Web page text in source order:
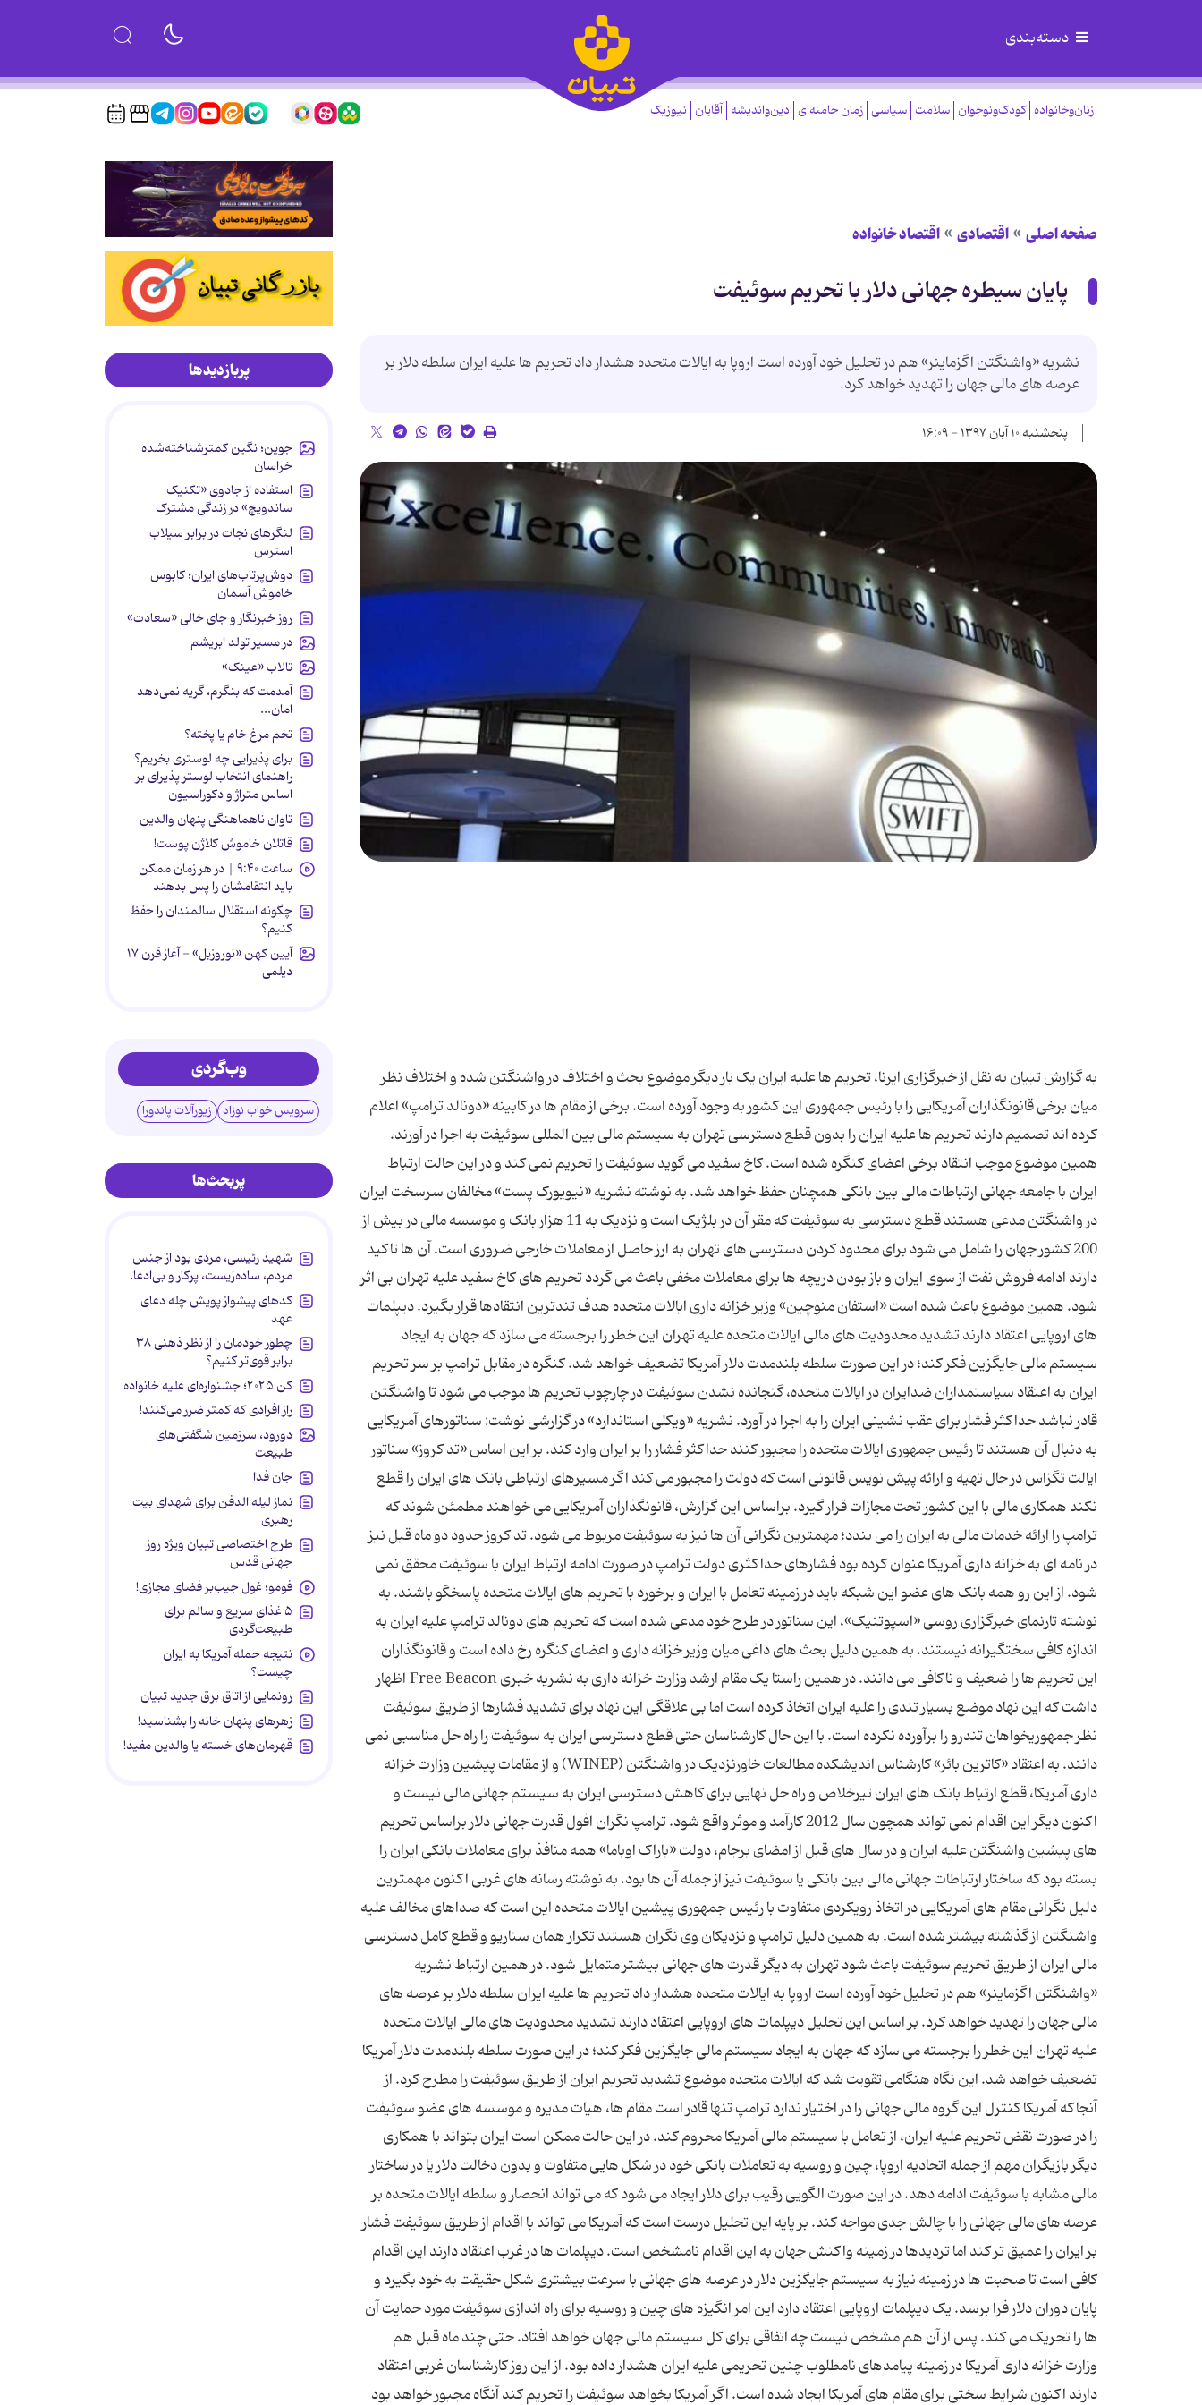
دسته‌بندی
زنان‌وخانواده کودک‌ونوجوان سلامت سیاسی زمان خامنه‌ای دین‌واندیشه آقایان نیوزیک
صفحه اصلی اقتصادی اقتصاد خانواده
پایان سیطره جهانی دلار با تحریم سوئیفت
نشریه «واشنگتن اگزماینر» هم در تحلیل خود آورده است اروپا به ایالات متحده هشدار داد تحریم ها علیه ایران سلطه دلار بر
عرصه های مالی جهان را تهدید خواهد کرد.
پنجشنبه ۱۰ آبان ۱۳۹۷ - ۱۶:۰۹
به گزارش تبیان به نقل از خبرگزاری ایرنا، تحریم ها علیه ایران یک بار دیگر موضوع بحث و اختلاف در واشنگتن شده و اختلاف نظر
میان برخی قانونگذاران آمریکایی را با رئیس جمهوری این کشور به وجود آورده است. برخی از مقام ها در کابینه «دونالد ترامپ» اعلام
کرده اند تصمیم دارند تحریم ها علیه ایران را بدون قطع دسترسی تهران به سیستم مالی بین المللی سوئیفت به اجرا در آورند.
همین موضوع موجب انتقاد برخی اعضای کنگره شده است. کاخ سفید می گوید سوئیفت را تحریم نمی کند و در این حالت ارتباط
ایران با جامعه جهانی ارتباطات مالی بین بانکی همچنان حفظ خواهد شد. به نوشته نشریه «نیویورک پست» مخالفان سرسخت ایران
در واشنگتن مدعی هستند قطع دسترسی به سوئیفت که مقر آن در بلژیک است و نزدیک به 11 هزار بانک و موسسه مالی در بیش از
200 کشور جهان را شامل می شود برای محدود کردن دسترسی های تهران به ارز حاصل از معاملات خارجی ضروری است. آن ها تاکید
دارند ادامه فروش نفت از سوی ایران و باز بودن دریچه ها برای معاملات مخفی باعث می گردد تحریم های کاخ سفید علیه تهران بی اثر
شود. همین موضوع باعث شده است «استفان منوچین» وزیر خزانه داری ایالات متحده هدف تندترین انتقادها قرار بگیرد. دیپلمات
های اروپایی اعتقاد دارند تشدید محدودیت های مالی ایالات متحده علیه تهران این خطر را برجسته می سازد که جهان به ایجاد
سیستم مالی جایگزین فکر کند؛ در این صورت سلطه بلندمدت دلار آمریکا تضعیف خواهد شد. کنگره در مقابل ترامپ بر سر تحریم
ایران به اعتقاد سیاستمداران ضدایران در ایالات متحده، گنجانده نشدن سوئیفت در چارچوب تحریم ها موجب می شود تا واشنگتن
قادر نباشد حداکثر فشار برای عقب نشینی ایران را به اجرا در آورد. نشریه «ویکلی استاندارد» در گزارشی نوشت: سناتورهای آمریکایی
به دنبال آن هستند تا رئیس جمهوری ایالات متحده را مجبور کنند حداکثر فشار را بر ایران وارد کند. بر این اساس «تد کروز» سناتور
ایالت تگزاس در حال تهیه و ارائه پیش نویس قانونی است که دولت را مجبور می کند اگر مسیرهای ارتباطی بانک های ایران را قطع
نکند همکاری مالی با این کشور تحت مجازات قرار گیرد. براساس این گزارش، قانونگذاران آمریکایی می خواهند مطمئن شوند که
ترامپ را ارائه خدمات مالی به ایران را می بندد؛ مهمترین نگرانی آن ها نیز به سوئیفت مربوط می شود. تد کروز حدود دو ماه قبل نیز
در نامه ای به خزانه داری آمریکا عنوان کرده بود فشارهای حداکثری دولت ترامپ در صورت ادامه ارتباط ایران با سوئیفت محقق نمی
شود. از این رو همه بانک های عضو این شبکه باید در زمینه تعامل با ایران و برخورد با تحریم های ایالات متحده پاسخگو باشند. به
نوشته تارنمای خبرگزاری روسی «اسپوتنیک»، این سناتور در طرح خود مدعی شده است که تحریم های دونالد ترامپ علیه ایران به
اندازه کافی سختگیرانه نیستند. به همین دلیل بحث های داغی میان وزیر خزانه داری و اعضای کنگره رخ داده است و قانونگذاران
این تحریم ها را ضعیف و ناکافی می دانند. در همین راستا یک مقام ارشد وزارت خزانه داری به نشریه خبری Free Beacon اظهار
داشت که این نهاد موضع بسیار تندی را علیه ایران اتخاذ کرده است اما بی علاقگی این نهاد برای تشدید فشارها از طریق سوئیفت
نظر جمهوریخواهان تندرو را برآورده نکرده است. با این حال کارشناسان حتی قطع دسترسی ایران به سوئیفت را راه حل مناسبی نمی
دانند. به اعتقاد «کاترین بائر» کارشناس اندیشکده مطالعات خاورنزدیک در واشنگتن (WINEP) و از مقامات پیشین وزارت خزانه
داری آمریکا، قطع ارتباط بانک های ایران تیرخلاص و راه حل نهایی برای کاهش دسترسی ایران به سیستم جهانی مالی نیست و
اکنون دیگر این اقدام نمی تواند همچون سال 2012 کارآمد و موثر واقع شود. ترامپ نگران افول قدرت جهانی دلار براساس تحریم
های پیشین واشنگتن علیه ایران و در سال های قبل از امضای برجام، دولت «باراک اوباما» همه منافذ برای معاملات بانکی ایران را
بسته بود که ساختار ارتباطات جهانی مالی بین بانکی یا سوئیفت نیز از جمله آن ها بود. به نوشته رسانه های غربی اکنون مهمترین
دلیل نگرانی مقام های آمریکایی در اتخاذ رویکردی متفاوت با رئیس جمهوری پیشین ایالات متحده این است که صداهای مخالف علیه
واشنگتن از گذشته بیشتر شده است. به همین دلیل ترامپ و نزدیکان وی نگران هستند تکرار همان سناریو و قطع کامل دسترسی
مالی ایران از طریق تحریم سوئیفت باعث شود تهران به دیگر قدرت های جهانی بیشتر متمایل شود. در همین ارتباط نشریه
«واشنگتن اگزماینر» هم در تحلیل خود آورده است اروپا به ایالات متحده هشدار داد تحریم ها علیه ایران سلطه دلار بر عرصه های
مالی جهان را تهدید خواهد کرد. بر اساس این تحلیل دیپلمات های اروپایی اعتقاد دارند تشدید محدودیت های مالی ایالات متحده
علیه تهران این خطر را برجسته می سازد که جهان به ایجاد سیستم مالی جایگزین فکر کند؛ در این صورت سلطه بلندمدت دلار آمریکا
تضعیف خواهد شد. این نگاه هنگامی تقویت شد که ایالات متحده موضوع تشدید تحریم ایران از طریق سوئیفت را مطرح کرد. از
آنجاکه آمریکا کنترل این گروه مالی جهانی را در اختیار ندارد ترامپ تنها قادر است مقام ها، هیات مدیره و موسسه های عضو سوئیفت
را در صورت نقض تحریم علیه ایران، از تعامل با سیستم مالی آمریکا محروم کند. در این حالت ممکن است ایران بتواند با همکاری
دیگر بازیگران مهم از جمله اتحادیه اروپا، چین و روسیه به تعاملات بانکی خود در شکل هایی متفاوت و بدون دخالت دلار یا در ساختار
مالی مشابه با سوئیفت ادامه دهد. در این صورت الگویی رقیب برای دلار ایجاد می شود که می تواند انحصار و سلطه ایالات متحده بر
عرصه های مالی جهانی را با چالش جدی مواجه کند. بر پایه این تحلیل درست است که آمریکا می تواند با اقدام از طریق سوئیفت فشار
بر ایران را عمیق تر کند اما تردیدها در زمینه واکنش جهان به این اقدام نامشخص است. دیپلمات ها در غرب اعتقاد دارند این اقدام
کافی است تا صحبت ها در زمینه نیاز به سیستم جایگزین دلار در عرصه های جهانی با سرعت بیشتری شکل حقیقت به خود بگیرد و
پایان دوران دلار فرا برسد. یک دیپلمات اروپایی اعتقاد دارد این امر انگیزه های چین و روسیه برای راه اندازی سوئیفت مورد حمایت آن
ها را تحریک می کند. پس از آن هم مشخص نیست چه اتفاقی برای کل سیستم مالی جهان خواهد افتاد. حتی چند ماه قبل هم
وزارت خزانه داری آمریکا در زمینه پیامدهای نامطلوب چنین تحریمی علیه ایران هشدار داده بود. از این روز کارشناسان غربی اعتقاد
دارند اکنون شرایط سختی برای مقام های آمریکا ایجاد شده است. اگر آمریکا بخواهد سوئیفت را تحریم کند آنگاه مجبور خواهد بود
پربازدیدها
جوین؛ نگین کمترشناخته‌شده
خراسان
استفاده از جادوی «تکنیک
ساندویچ» در زندگی مشترک
لنگرهای نجات در برابر سیلاب
استرس
دوش‌پرتاب‌های ایران؛ کابوس
خاموش آسمان
روز خبرنگار و جای خالی «سعادت»
در مسیر تولد ابریشم
تالاب «عینک»
آمدمت که بنگرم، گریه نمی‌دهد
امان...
تخم مرغ خام یا پخته؟
برای پذیرایی چه لوستری بخریم؟
راهنمای انتخاب لوستر پذیرای بر
اساس متراژ و دکوراسیون
تاوان ناهماهنگی پنهان والدین
قاتلان خاموش کلاژن پوست!
ساعت ۹:۴۰ | در هر زمان ممکن
باید انتقامشان را پس بدهند
چگونه استقلال سالمندان را حفظ
کنیم؟
آیین کهن «نوروزبل» - آغاز قرن ۱۷
دیلمی
وب‌گردی
سرویس خواب نوزاد زیورآلات پاندورا
پربحث‌ها
شهید رئیسی، مردی بود از جنس
مردم، ساده‌زیست، پرکار و بی‌ادعا.
کدهای پیشواز پویش چله دعای
عهد
چطور خودمان را از نظر ذهنی ۳۸
برابر قوی‌تر کنیم؟
کن ۲۰۲۵؛ جشنواره‌ای علیه خانواده
راز افرادی که کمتر ضرر می‌کنند!
دورود، سرزمین شگفتی‌های
طبیعت
جان فدا
نماز لیله الدفن برای شهدای بیت
رهبری
طرح اختصاصی تبیان ویژه روز
جهانی قدس
فومو؛ غول جیب‌بر فضای مجازی!
۵ غذای سریع و سالم برای
طبیعت‌گردی
نتیجه حمله آمریکا به ایران
چیست؟
رونمایی از اتاق برق جدید تبیان
زهرهای پنهان خانه را بشناسید!
قهرمان‌های خسته یا والدین مفید!